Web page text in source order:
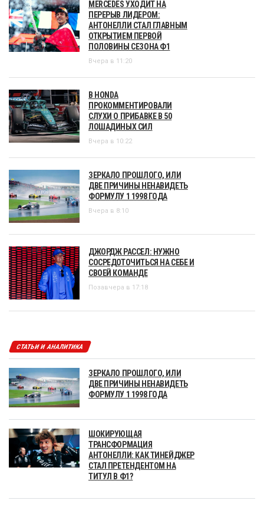
MERCEDES УХОДИТ НА
ПЕРЕРЫВ ЛИДЕРОМ:
АНТОНЕЛЛИ СТАЛ ГЛАВНЫМ
ОТКРЫТИЕМ ПЕРВОЙ
ПОЛОВИНЫ СЕЗОНА Ф1
Вчера в 11:20
В HONDA
ПРОКОММЕНТИРОВАЛИ
СЛУХИ О ПРИБАВКЕ В 50
ЛОШАДИНЫХ СИЛ
Вчера в 10:22
ЗЕРКАЛО ПРОШЛОГО, ИЛИ
ДВЕ ПРИЧИНЫ НЕНАВИДЕТЬ
ФОРМУЛУ 1 1998 ГОДА
Вчера в 8:10
ДЖОРДЖ РАССЕЛ: НУЖНО
СОСРЕДОТОЧИТЬСЯ НА СЕБЕ И
СВОЕЙ КОМАНДЕ
Позавчера в 17:18
СТАТЬИ И АНАЛИТИКА
ЗЕРКАЛО ПРОШЛОГО, ИЛИ
ДВЕ ПРИЧИНЫ НЕНАВИДЕТЬ
ФОРМУЛУ 1 1998 ГОДА
ШОКИРУЮЩАЯ
ТРАНСФОРМАЦИЯ
АНТОНЕЛЛИ: КАК ТИНЕЙДЖЕР
СТАЛ ПРЕТЕНДЕНТОМ НА
ТИТУЛ В Ф1?